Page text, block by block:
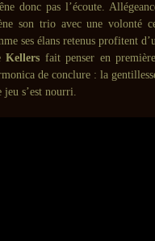
donc pas l’écoute.
son trio avec une volonté
ses élans retenus profitent
Kellers fait penser en
de conclure : la
jeu s’est nourri.